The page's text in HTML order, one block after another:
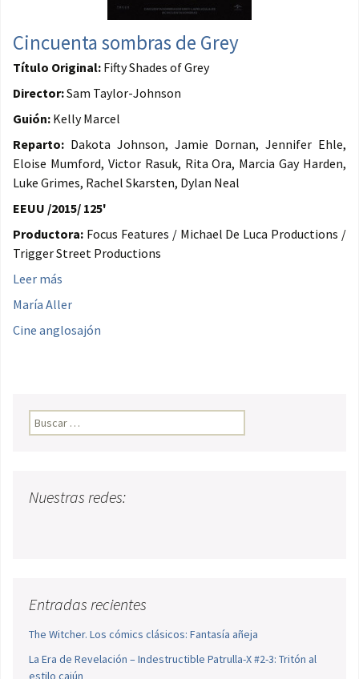
Cincuenta sombras de Grey
Título Original: Fifty Shades of Grey
Director:Sam Taylor-Johnson
Guión: Kelly Marcel
Reparto: Dakota Johnson, Jamie Dornan, Jennifer Ehle,
Eloise Mumford, Victor Rasuk, Rita Ora, Marcia Gay Harden,
Luke Grimes, Rachel Skarsten, Dylan Neal
EEUU /2015/ 125'
Productora: Focus Features / Michael De Luca Productions /
Trigger Street Productions
Leer más
María Aller
Cine anglosajón
Buscar:
Nuestras redes:
Entradas recientes
The Witcher. Los cómics clásicos: Fantasía añeja
La Era de Revelación – Indestructible Patrulla-X #2-3: Tritón al